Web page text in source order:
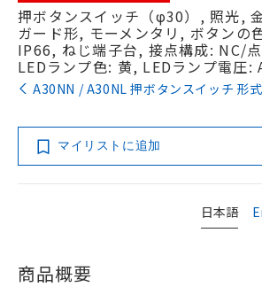
押ボタンスイッチ（φ30）, 照光,
ガード形, モーメンタリ, ボタンの
IP66, ねじ端子台, 接点構成: NC/
LEDランプ色: 黄, LEDランプ電圧:
A30NN / A30NL 押ボタンスイッチ 形
マイリストに追加
日本語
商品概要